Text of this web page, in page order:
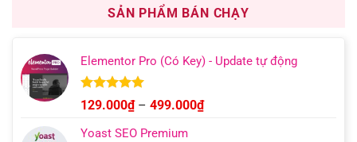
1.000.000₫.
là:
499.000₫.
SẢN PHẨM BÁN CHẠY
Elementor Pro (Có Key) - Update tự động
Được xếp
hạng 4.93
5 sao
129.000₫ – 499.000₫Khoảng
Yoast SEO Premium